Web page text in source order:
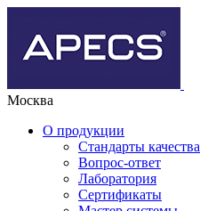
Москва
О продукции
Стандарты качества
Вопрос-ответ
Лаборатория
Сертификаты